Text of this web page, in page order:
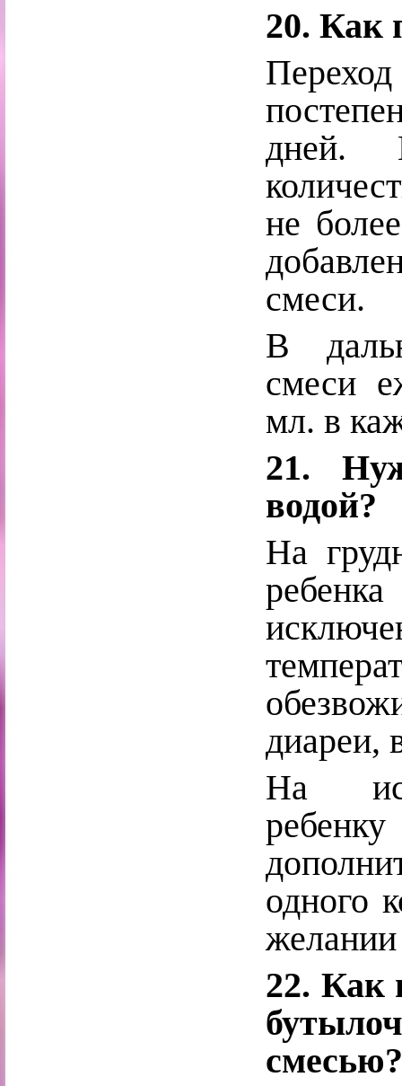
20. Как
дней.
не
смеси.
В
смеси
мл. в
21.
водой?
На
диареи,
На
одного
желании
22. Как